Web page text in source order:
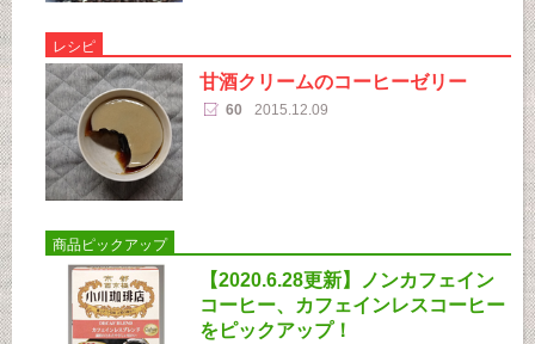
レシピ
甘酒クリームのコーヒーゼリー
60 2015.12.09
商品ピックアップ
【2020.6.28更新】ノンカフェイン
コーヒー、カフェインレスコーヒー
をピックアップ！